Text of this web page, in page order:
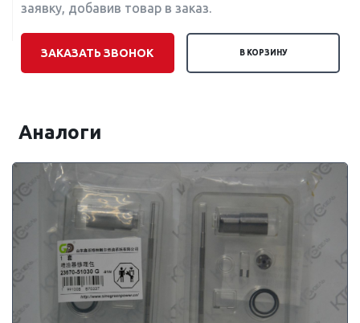
заявку, добавив товар в заказ.
ЗАКАЗАТЬ ЗВОНОК В КОРЗИНУ
Аналоги